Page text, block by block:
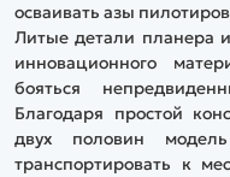
осваивать азы
Литые детали планера
инновационного
бояться
Благодаря простой
двух половин
транспортировать к